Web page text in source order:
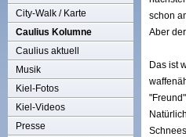
City-Walk / Karte
Caulius Kolumne
Caulius aktuell
Musik
Kiel-Fotos
Kiel-Videos
Presse
schon
Aber
Das ist